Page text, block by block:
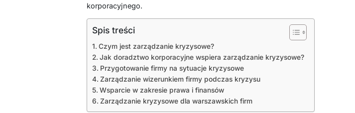
korporacyjnego.
Spis treści
Czym jest zarządzanie kryzysowe?
Jak doradztwo korporacyjne wspiera zarządzanie kryzysowe?
Przygotowanie firmy na sytuacje kryzysowe
Zarządzanie wizerunkiem firmy podczas kryzysu
Wsparcie w zakresie prawa i finansów
Zarządzanie kryzysowe dla warszawskich firm